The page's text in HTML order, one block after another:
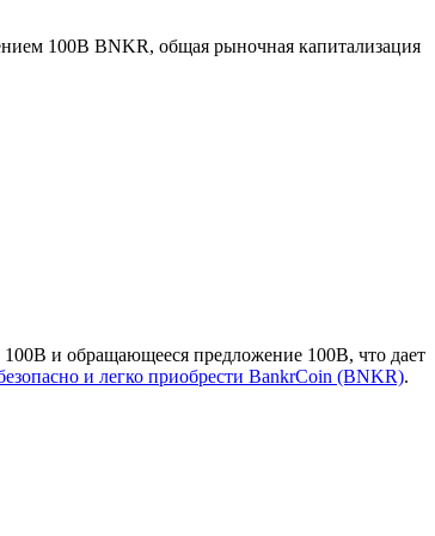
100B BNKR, общая рыночная капитализация
и обращающееся предложение 100B, что дает
и легко приобрести BankrCoin (BNKR).